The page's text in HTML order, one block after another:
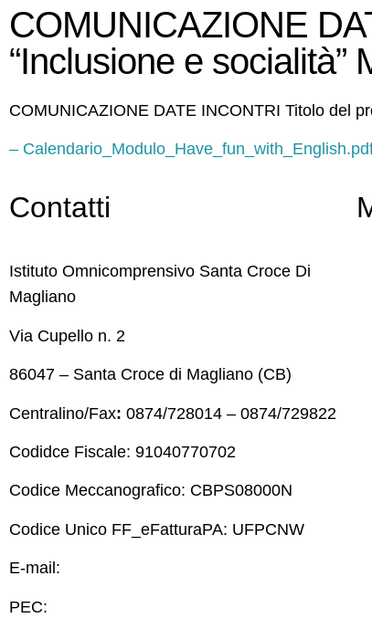
COMUNICAZIONE
“Inclusione e socialità”
COMUNICAZIONE DATE INCONTRI Titolo del
–
Contatti
Istituto Omnicomprensivo Santa Croce Di
Magliano
Via Cupello n. 2
86047 – Santa Croce di Magliano (CB)
Centralino/Fax: 0874/728014 – 0874/729822
Codidce Fiscale: 91040770702
Codice Meccanografico: CBPS08000N
Codice Unico FF_eFatturaPA: UFPCNW
E-mail:
PEC: